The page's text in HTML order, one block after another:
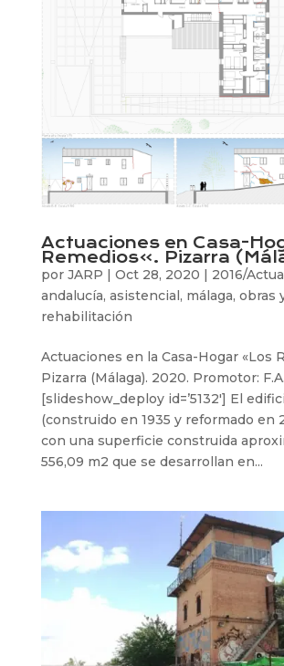
Actuaciones en Casa-
Remedios». Pizarra
por JARP | Oct 28, 2020 | 2016/
andalucía, asistencial, málaga, obras
rehabilitación
Actuaciones en la Casa-Hogar «Los
Pizarra (Málaga). 2020. Promotor:
[slideshow_deploy id=’5132′] El
(construido en 1935 y reformado en
con una superficie construida
556,09 m2 que se desarrollan en...